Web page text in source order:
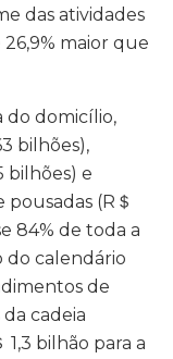
das atividades
maior que
do domicílio,
bilhões),
bilhões) e
(R＄
84% de toda a
do calendário
de
cadeia
bilhão para a